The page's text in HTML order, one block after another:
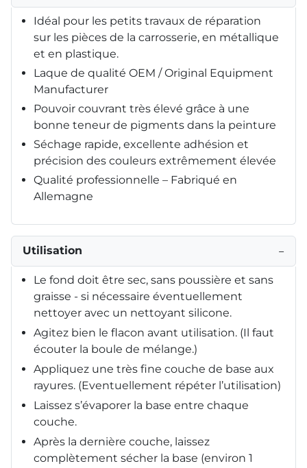
Idéal pour les petits travaux de réparation
sur les pièces de la carrosserie, en métallique
et en plastique.
Laque de qualité OEM / Original Equipment
Manufacturer
Pouvoir couvrant très élevé grâce à une
bonne teneur de pigments dans la peinture
Séchage rapide, excellente adhésion et
précision des couleurs extrêmement élevée
Qualité professionnelle – Fabriqué en
Allemagne
Utilisation −
Le fond doit être sec, sans poussière et sans
graisse - si nécessaire éventuellement
nettoyer avec un nettoyant silicone.
Agitez bien le flacon avant utilisation. (Il faut
écouter la boule de mélange.)
Appliquez une très fine couche de base aux
rayures. (Eventuellement répéter l’utilisation)
Laissez s’évaporer la base entre chaque
couche.
Après la dernière couche, laissez
complètement sécher la base (environ 1